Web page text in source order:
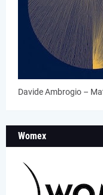
Davide Ambrogio –
Womex